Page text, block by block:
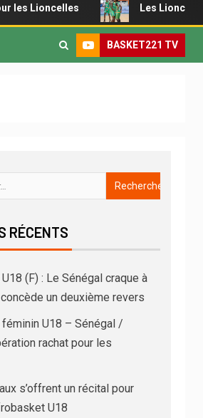
Les Lionceaux s’offrent un
BASKET221 TV
RÉCENTS
(F) : Le Sénégal craque à
un deuxième revers
U18 – Sénégal /
rachat pour les
s’offrent un récital pour
U18